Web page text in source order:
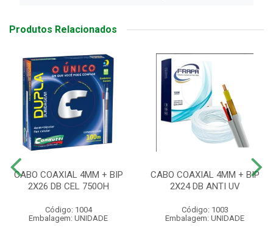
Produtos Relacionados
CABO COAXIAL 4MM + BIP
2X26 DB CEL 750OH
Código: 1004
Embalagem: UNIDADE
CABO COAXIAL 4MM + BIP
2X24 DB ANTI UV
Código: 1003
Embalagem: UNIDADE